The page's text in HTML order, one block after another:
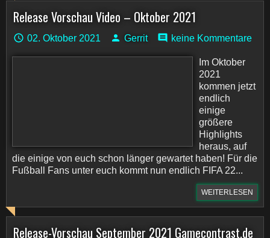
Release Vorschau Video – Oktober 2021
02. Oktober 2021 Gerrit keine Kommentare
Im Oktober
2021
kommen jetzt
endlich
einige
größere
Highlights
heraus, auf
die einige von euch schon länger gewartet haben! Für die
Fußball Fans unter euch kommt nun endlich FIFA 22...
WEITERLESEN
Release-Vorschau September 2021 Gamecontrast.de